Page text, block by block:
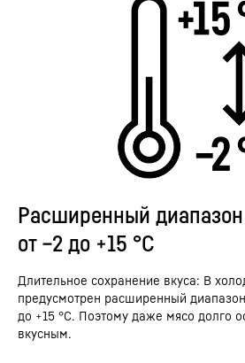
Расширенный
от –2 до +15 °C
Длительное сохранение вкуса: В
предусмотрен расширенный
до +15 °C. Поэтому даже мясо долго
вкусным.